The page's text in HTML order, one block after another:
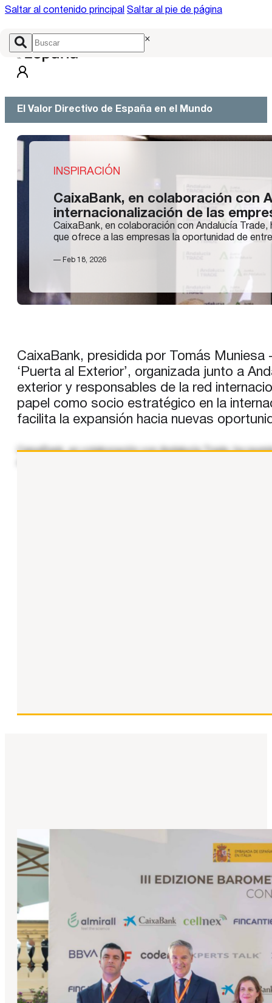
Saltar al contenido principal Saltar al pie de página
×
El Valor Directivo de España en el Mundo
INSPIRACIÓN
CaixaBank, en colaboración con
internacionalización de las
CaixaBank, en colaboración con Andalucía
que ofrece a las empresas la oportunidad de
— Feb 18, 2026
CaixaBank, presidida por Tomás Muniesa
‘Puerta al Exterior’, organizada junto a
exterior y responsables de la red
papel como socio estratégico en la
facilita la expansión hacia nuevas
CaixaBank, en colaboración con Andalucía Trade, ha